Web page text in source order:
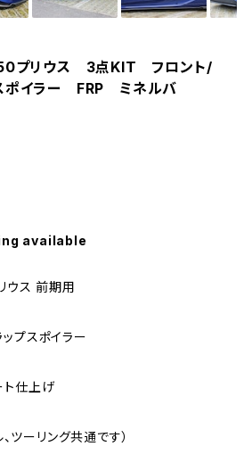
プリウス 3点KIT フロント/
ポイラー FRP ミネルバ
available
ウス 前期用
プスポイラー
ト仕上げ
ツーリング共通です）